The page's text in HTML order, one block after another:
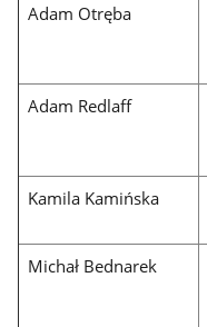
Adam Otręba
Adam Redlaff
Kamila Kamińska
Michał Bednarek